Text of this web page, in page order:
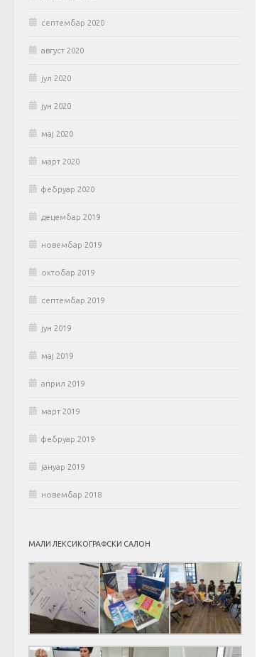
септембар 2020
август 2020
јул 2020
јун 2020
мај 2020
март 2020
фебруар 2020
децембар 2019
новембар 2019
октобар 2019
септембар 2019
јун 2019
мај 2019
април 2019
март 2019
фебруар 2019
јануар 2019
новембар 2018
МАЛИ ЛЕКСИКОГРАФСКИ САЛОН